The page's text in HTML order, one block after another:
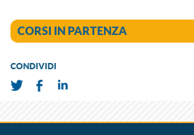
CORSI IN PARTENZA
CONDIVIDI